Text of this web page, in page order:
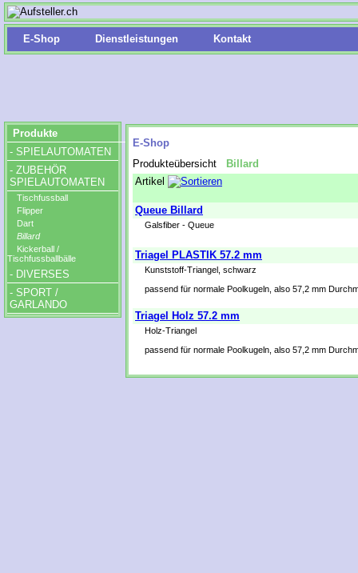
Produkte
- SPIELAUTOMATEN
- ZUBEHÖR
SPIELAUTOMATEN
Tischfussball
Flipper
Dart
Billard
Kickerball /
Tischfussballbälle
- DIVERSES
- SPORT /
GARLANDO
E-Shop
Produkteübersicht
Billard
Artikel
Queue Billard
Galsfiber - Queue
Triagel PLASTIK 57.2 mm
Kunststoff-Triangel, schwarz
passend für normale Poolkugeln, also 57,2 mm
Triagel Holz 57.2 mm
Holz-Triangel
passend für normale Poolkugeln, also 57,2 mm
E-Shop Dienstleistungen Kontakt